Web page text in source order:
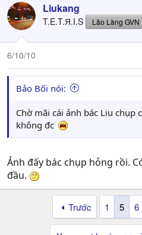
Liukang
T.E.T.Я.I.S Lão Làng GVN
6/10/10
Bảo Bối nói:
Chờ mãi cái ảnh bác Liu
không đc
Ảnh đấy bác chụp hỏng rồi.
đầu.
Trước 1 5 6